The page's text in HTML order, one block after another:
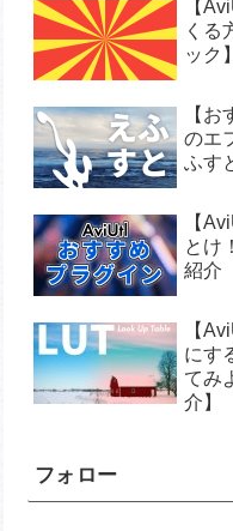
【
くる
ック】
【
のエ
ふす
【
とけ
紹介
【
にす
てみ
介】
フォロー